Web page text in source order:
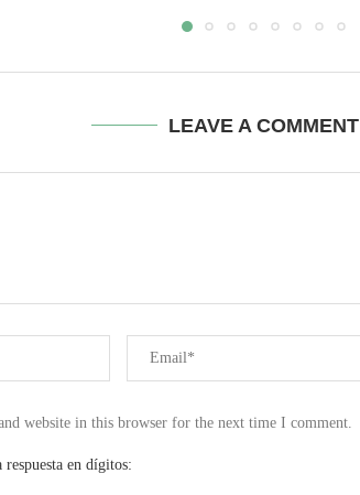
LEAVE A COMMENT
website in this browser for the next time I comment.
en dígitos: